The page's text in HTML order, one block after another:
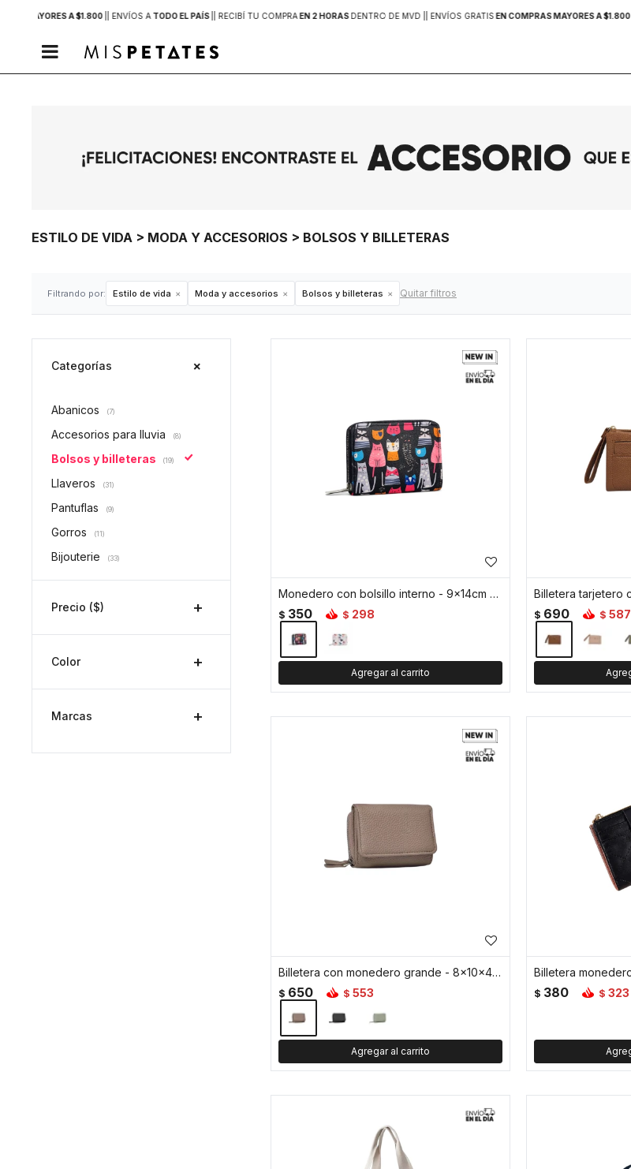
MAYORES A $1.800 | ENVÍOS A TODO EL PAÍS | RECIBÍ TU COMPRAEN 2 HORASDENTRO DE MVD | | ENVÍOS GRATISEN COMPRAS MAYORES A $1.800

ESTILO DE VIDA > MODA Y ACCESORIOS > BOLSOS Y BILLETERAS
Filtrando por: Estilo de vida Moda y accesorios Bolsos y billeteras Quitar filtros
Monedero con bolsillo interno - 9x14cm - Gato
$ 350 $ 298 $ 690 $ 587
Billetera con monedero grande - 8x10x4cm - Beige
$ 650 $ 553 $ 380 $ 323
Categorías
Abanicos (7)
Accesorios para lluvia (8)
Bolsos y billeteras (19)
Llaveros (31)
Pantuflas (9)
Gorros (11)
Bijouterie (33)
Precio ($)
Color
Marcas